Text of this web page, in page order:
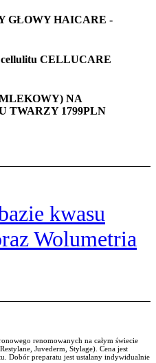
GŁOWY HAICARE -
cellulitu CELLUCARE
NA
TWARZY 1799PLN
kwasu
Wolumetria
renomowanych na całym świecie
Juvederm, Stylage). Cena jest
Dobór preparatu jest ustalany indywidualnie